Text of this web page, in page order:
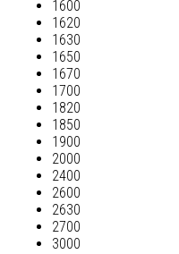
1600
1620
1630
1650
1670
1700
1820
1850
1900
2000
2400
2600
2630
2700
3000